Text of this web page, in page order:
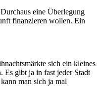
eine Überlegung
finanzieren wollen. Ein
sich ein kleines
Es gibt ja in fast jeder Stadt
man sich ja mal